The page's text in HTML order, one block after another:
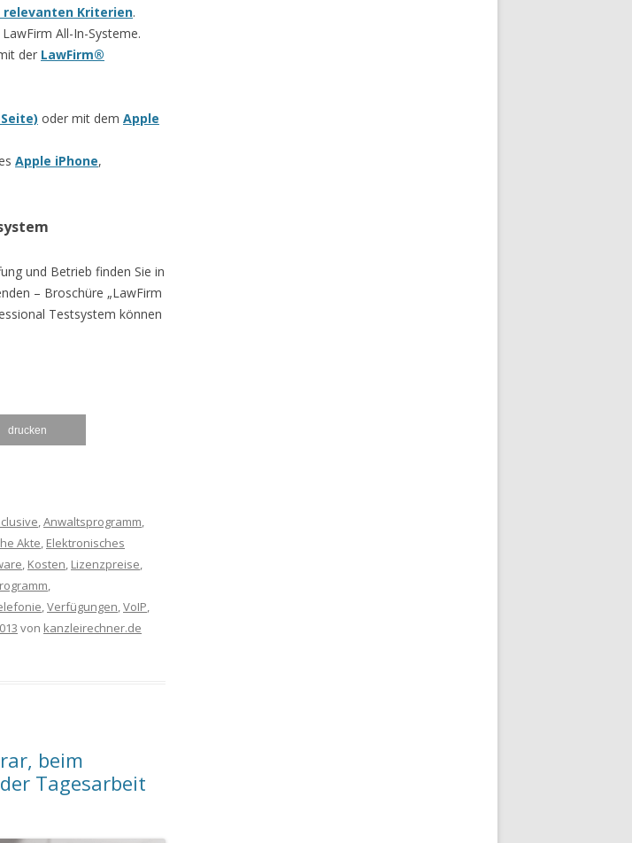
Kriterien.
All-In-Systeme.
der LawFirm®
oder mit dem Apple
Apple iPhone,
und Betrieb finden Sie in
– Broschüre „LawFirm
Testsystem können
drucken
Anwaltsprogramm
Akte Elektronisches
Kosten Lizenzpreise
Verfügungen VoIP
von kanzleirechner.de
beim
Tagesarbeit